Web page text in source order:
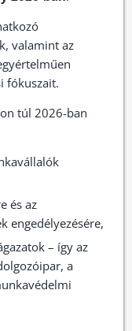
valamint az
fókuszait.
túl 2026-ban
és az
engedélyezésére,
– így az
a